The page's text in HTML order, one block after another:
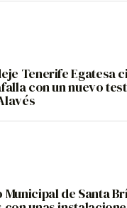
Tenerife Egatesa
con un nuevo
Municipal de Santa